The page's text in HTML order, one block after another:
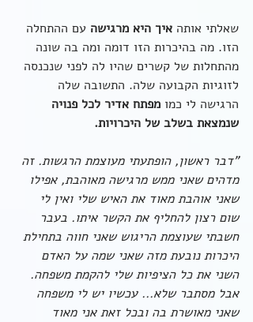
שאלתי אותה איך היא מרגישה עם ההתחלה
הזו. מה בהיכרות הזו דומה ומה בה שונה
מהתחלות של קשרים שהיו לה לפני שנכנסה
לזוגיות הקבועה שלה. התשובה שלה
הרגישה לי כמו מפתח אדיר לכל פנויה
שנמצאת בשלב של היכרויות.
"דבר ראשון, הופתעתי מעוצמת הרגשות. זה
מדהים שאני ממש מרגישה מאוהבת, אפילו
שאני אוהבת מאוד את האיש שלי ואין לי
שום רצון להחליף את הקשר איתו. בעבר
חשבתי שעוצמת הריגוש שאני חווה בתחילת
היכרות נובעת מזה שאני שמה על האדם
השני את כל הציפיות שלי להקמת משפחה.
אבל מסתבר שלא... עכשיו יש לי משפחה
שאני מאושרת בה ובכל זאת אני מאוד